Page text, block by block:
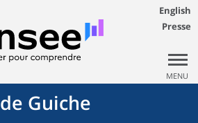
English
Presse
MENU
de Guiche